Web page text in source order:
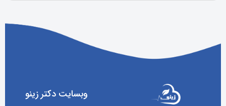
وبسایت دکتر زینو